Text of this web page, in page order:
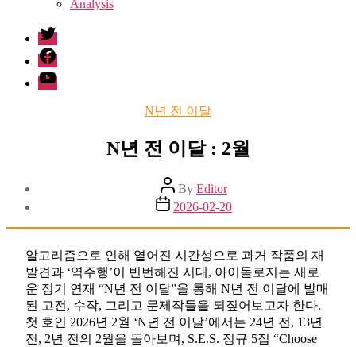
Analysis
twitter
facebook
Youtube
Categories
N년 전 이달
N년 전 이달 : 2월
Post
author
By Editor
Post
date
2026-02-20
알고리즘으로 인해 옅어진 시간성으로 과거 작품의 재
발견과 ‘역주행’이 빈번해진 시대, 아이돌로지는 새로
운 정기 연재 “N년 전 이달”을 통해 N년 전 이달에 발매
된 고전, 수작, 그리고 문제작들을 되짚어보고자 한다.
첫 호인 2026년 2월 ‘N년 전 이달’에서는 24년 전, 13년
전, 2년 전의 2월을 돌아보며, S.E.S. 정규 5집 “Choose